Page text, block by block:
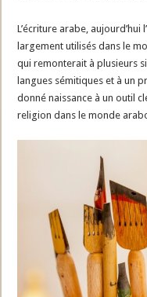
L’écriture arabe, aujourd’hui
largement utilisés dans le
qui remonterait à plusieurs
langues sémitiques et à un
donné naissance à un outil
religion dans le monde